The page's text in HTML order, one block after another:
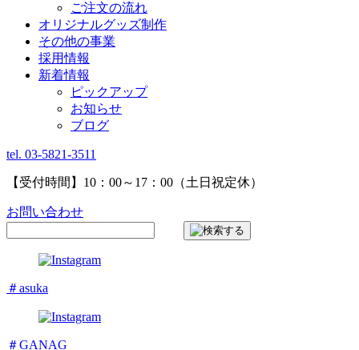
ご注文の流れ
オリジナルグッズ制作
その他の事業
採用情報
新着情報
ピックアップ
お知らせ
ブログ
tel. 03-5821-3511
【受付時間】10：00～17：00（土日祝定休）
お問い合わせ
＃asuka
＃GANAG